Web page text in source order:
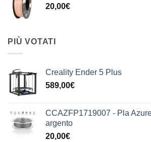
20,00€
PIÙ VOTATI
Creality Ender 5 Plus
589,00€
CCAZFP1719007 - Pla
argento
20,00€